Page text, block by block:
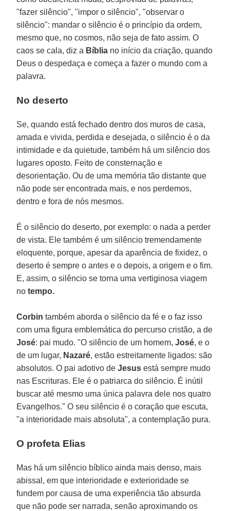
"fazer silêncio", "impor o silêncio", "observar o
silêncio": mandar o silêncio é o princípio da ordem,
mesmo que, no cosmos, não seja de fato assim. O
caos se cala, diz a Bíblia no início da criação, quando
Deus o despedaça e começa a fazer o mundo com a
palavra.
No deserto
Se, quando está fechado dentro dos muros de casa,
amada e vivida, perdida e desejada, o silêncio é o da
intimidade e da quietude, também há um silêncio dos
lugares oposto. Feito de consternação e
desorientação. Ou de uma memória tão distante que
não pode ser encontrada mais, e nos perdemos,
dentro e fora de nós mesmos.
É o silêncio do deserto, por exemplo: o nada a perder
de vista. Ele também é um silêncio tremendamente
eloquente, porque, apesar da aparência de fixidez, o
deserto é sempre o antes e o depois, a origem e o fim.
E, assim, o silêncio se torna uma vertiginosa viagem
notempo.
Corbin também aborda o silêncio da fé e o faz isso
com uma figura emblemática do percurso cristão, a de
José: pai mudo. "O silêncio de um homem,José, e o
de um lugar, Nazaré, estão estreitamente ligados: são
absolutos. O pai adotivo deJesus está sempre mudo
nas Escrituras. Ele é o patriarca do silêncio. É inútil
buscar até mesmo uma única palavra dele nos quatro
Evangelhos." O seu silêncio é o coração que escuta,
"a interioridade mais absoluta", a contemplação pura.
O profeta Elias
Mas há um silêncio bíblico ainda mais denso, mais
abissal, em que interioridade e exterioridade se
fundem por causa de uma experiência tão absurda
que não pode ser narrada, senão aproximando os